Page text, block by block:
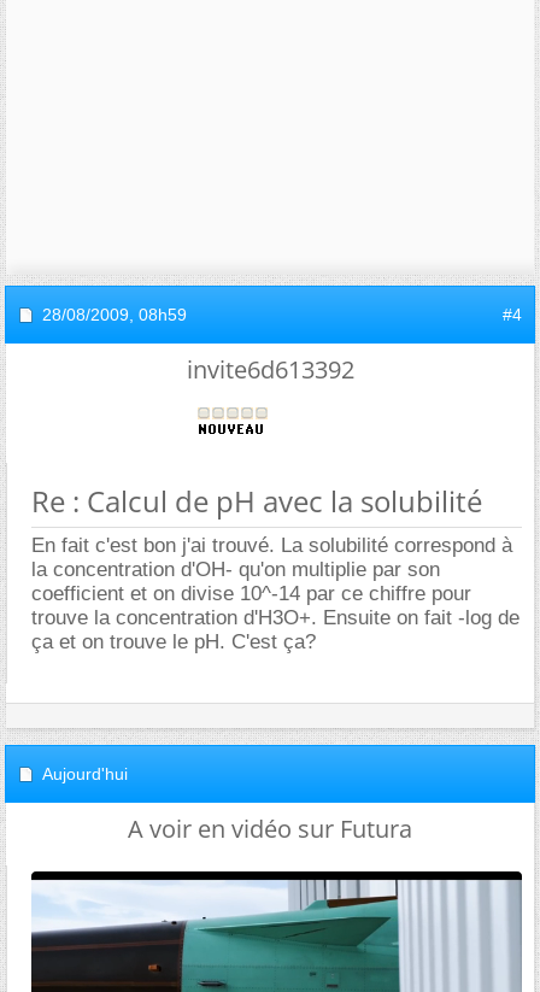
28/08/2009, 08h59 #4
invite6d613392
Re : Calcul de pH avec la solubilité
En fait c'est bon j'ai trouvé. La solubilité correspond à
la concentration d'OH- qu'on multiplie par son
coefficient et on divise 10^-14 par ce chiffre pour
trouve la concentration d'H3O+. Ensuite on fait -log de
ça et on trouve le pH. C'est ça?
Aujourd'hui
A voir en vidéo sur Futura